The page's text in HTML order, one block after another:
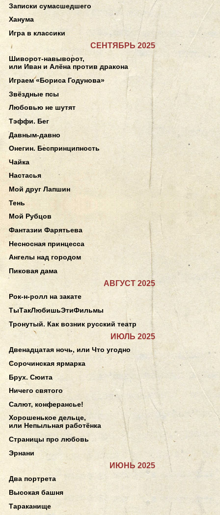
Записки сумасшедшего
Ханума
Игра в классики
СЕНТЯБРЬ 2025
Шиворот-навыворот,
или Иван и Алёна против дракона
Играем «Бориса Годунова»
Звёздные псы
Любовью не шутят
Тэффи. Бег
Давным-давно
Онегин. Беспринципность
Чайка
Настасья
Мой друг Лапшин
Тень
Мой Рубцов
Фантазии Фарятьева
Несносная принцесса
Ангелы над городом
Пиковая дама
АВГУСТ 2025
Рок-н-ролл на закате
ТыТакЛюбишьЭтиФильмы
Тронутый. Как возник русский театр
ИЮЛЬ 2025
Двенадцатая ночь, или Что угодно
Сорочинская ярмарка
Брух. Сюита
Ничего святого
Салют, конферансье!
Хорошенькое дельце,
или Непыльная работёнка
Страницы про любовь
Эрнани
ИЮНЬ 2025
Два портрета
Высокая башня
Тараканище